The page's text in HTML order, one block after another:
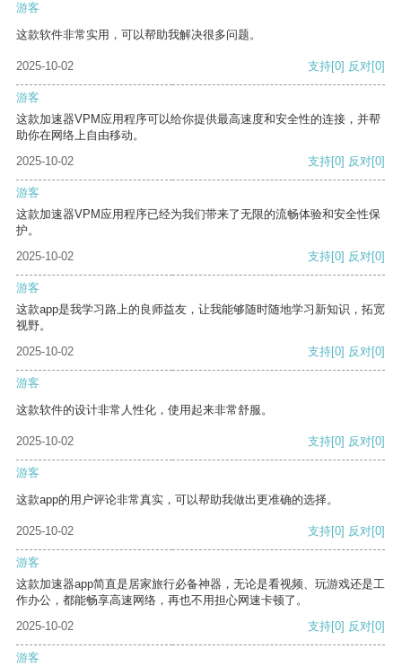
游客
这款软件非常实用，可以帮助我解决很多问题。
2025-10-02 支持[0] 反对[0]
游客
这款加速器VPM应用程序可以给你提供最高速度和安全性的连接，并帮
助你在网络上自由移动。
2025-10-02
支持[0] 反对[0]
游客
这款加速器VPM应用程序已经为我们带来了无限的流畅体验和安全性保
护。
2025-10-02
支持[0] 反对[0]
游客
这款app是我学习路上的良师益友，让我能够随时随地学习新知识，拓宽
视野。
2025-10-02
支持[0] 反对[0]
游客
这款软件的设计非常人性化，使用起来非常舒服。
2025-10-02 支持[0] 反对[0]
游客
这款app的用户评论非常真实，可以帮助我做出更准确的选择。
2025-10-02 支持[0] 反对[0]
游客
这款加速器app简直是居家旅行必备神器，无论是看视频、玩游戏还是工
作办公，都能畅享高速网络，再也不用担心网速卡顿了。
2025-10-02
支持[0] 反对[0]
游客